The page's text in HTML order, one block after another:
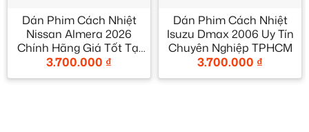
Dán Phim Cách Nhiệt
Nissan Almera 2026
Chính Hãng Giá Tốt Tại
TPHCM
3.700.000 ₫
Dán Phim Cách Nhiệt
Isuzu Dmax 2006 Uy Tín
Chuyên Nghiệp TPHCM
3.700.000 ₫